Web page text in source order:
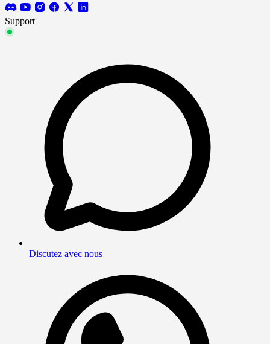
Support
Discutez avec nous